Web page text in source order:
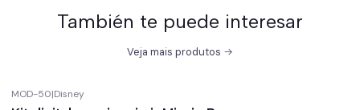
También te puede interesar
Veja mais produtos
MOD-50|Disney